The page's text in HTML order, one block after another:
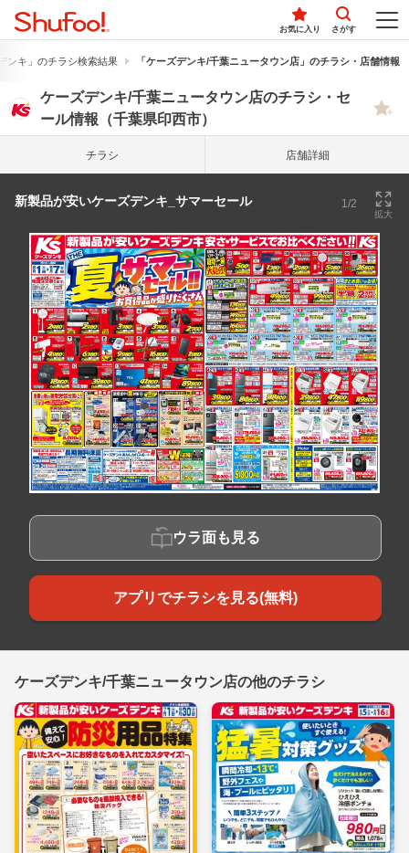
お気に入り さがす
ンキ」のチラシ検索結果 「ケーズデンキ/千葉ニュータウン店」のチラシ・店舗情報
ケーズデンキ/千葉ニュータウン店のチラシ・セ
ール情報（千葉県印西市）
チラシ 店舗詳細
新製品が安いケーズデンキ_サマーセール 1/2
拡大
ウラ面も見る
アプリでチラシを見る(無料)
ケーズデンキ/千葉ニュータウン店の他のチラシ